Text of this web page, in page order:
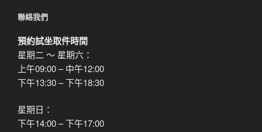
聯絡我們
預約試坐取件時間
星期二 ～ 星期六：
上午09:00 – 中午12:00
下午13:30 – 下午18:30
星期日：
下午14:00 – 下午17:00